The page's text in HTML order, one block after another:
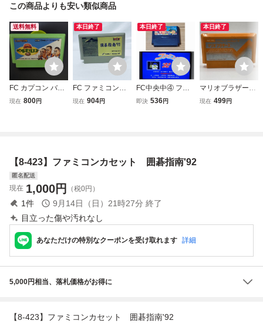
この商品よりも安い類似商品
送料無料
FC カプコン バル
セロナ'92 ファミ
現在 800円
本日終了
FC ファミコンソ
フト 囲碁指南’９
現在 904円
本日終了
FC中央中④ ファ
ミスタ92 ファミ
即決 536円
本日終了
マリオブラザーズ
MARIO BROS. Au
現在 499円
【8-423】ファミコンカセット 囲碁指南'92
匿名配送
現在 1,000円 （税0円）
1件 9月14日（日）21時27分 終了
目立った傷や汚れなし
あなただけの特別なクーポンを受け取れます 詳細
5,000円相当、落札価格がお得に
【8-423】ファミコンカセット 囲碁指南'92